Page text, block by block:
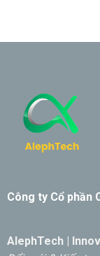
Công ty Cổ phần
AlephTech |